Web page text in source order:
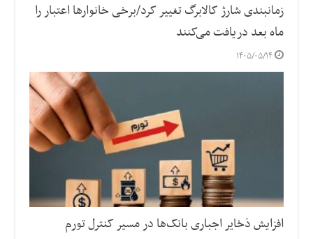
زمانبندی شارژ کالابرگ تغییر کرد/برخی خانوارها اعتبار را
ماه بعد دریافت می‌کنند
۱۴۰۵/۰۵/۱۴
افزایش ذخایر اجباری بانک‌ها در مسیر کنترل تورم